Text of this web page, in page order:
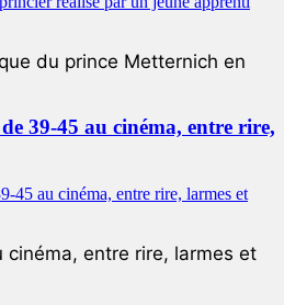
du prince Metternich en
39-45 au cinéma, entre rire,
entre rire, larmes et